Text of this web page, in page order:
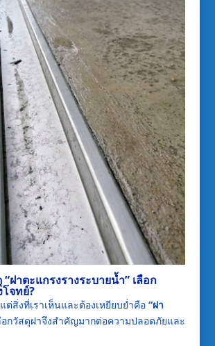
“ฝาตะแกรงรางระบายน้ำ” เลือก
โจทย์?
ต่สิ่งที่เราเห็นและต้องเหยียบย่ำคือ “ฝา
กวัสดุฝาจึงสำคัญมากต่อความปลอดภัยและ